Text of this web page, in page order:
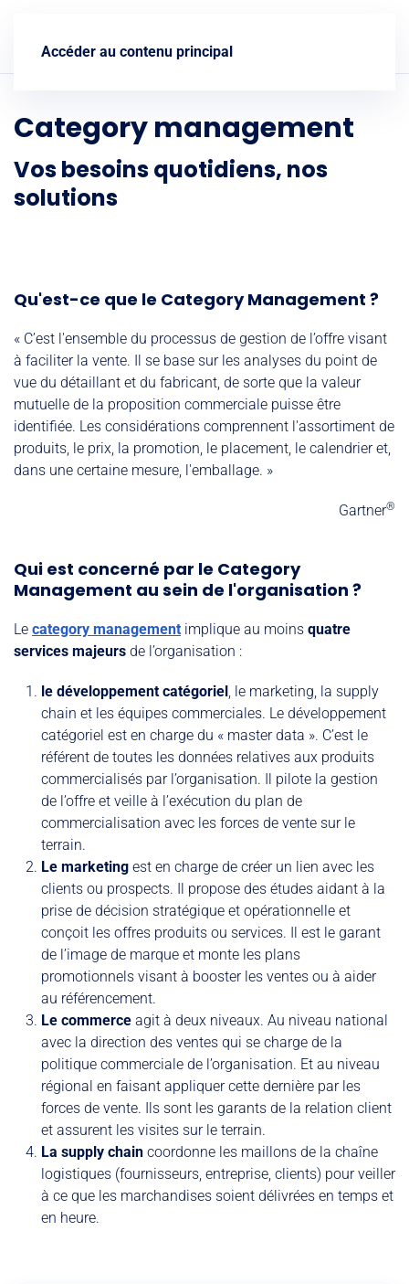
Accéder au contenu principal
Category management
Vos besoins quotidiens, nos
solutions
Qu'est-ce que le Category Management ?
« C’est l'ensemble du processus de gestion de l’offre visant
à faciliter la vente. Il se base sur les analyses du point de
vue du détaillant et du fabricant, de sorte que la valeur
mutuelle de la proposition commerciale puisse être
identifiée. Les considérations comprennent l'assortiment de
produits, le prix, la promotion, le placement, le calendrier et,
dans une certaine mesure, l'emballage. »
Gartner®
Qui est concerné par le Category
Management au sein de l'organisation ?
Le category management implique au moins quatre
services majeurs de l’organisation :
le développement catégoriel, le marketing, la supply
chain et les équipes commerciales. Le développement
catégoriel est en charge du « master data ». C’est le
référent de toutes les données relatives aux produits
commercialisés par l’organisation. Il pilote la gestion
de l’offre et veille à l’exécution du plan de
commercialisation avec les forces de vente sur le
terrain.
Le marketing est en charge de créer un lien avec les
clients ou prospects. Il propose des études aidant à la
prise de décision stratégique et opérationnelle et
conçoit les offres produits ou services. Il est le garant
de l’image de marque et monte les plans
promotionnels visant à booster les ventes ou à aider
au référencement.
Le commerce agit à deux niveaux. Au niveau national
avec la direction des ventes qui se charge de la
politique commerciale de l’organisation. Et au niveau
régional en faisant appliquer cette dernière par les
forces de vente. Ils sont les garants de la relation client
et assurent les visites sur le terrain.
La supply chain coordonne les maillons de la chaîne
logistiques (fournisseurs, entreprise, clients) pour veiller
à ce que les marchandises soient délivrées en temps et
en heure.